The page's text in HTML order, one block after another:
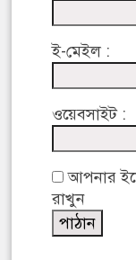
ই-মেইল :
ওয়েবসাইট :
আপনার
রাখুন